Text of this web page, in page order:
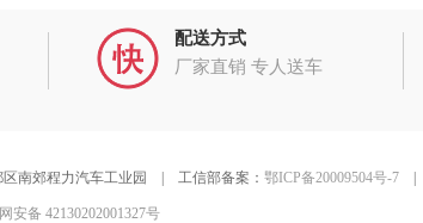
配送方式
厂家直销 专人送车
南郊程力汽车工业园 | 工信部备案： 鄂ICP备20009504号-7|
安备 42130202001327号